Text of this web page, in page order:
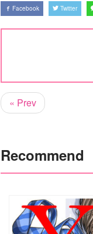
Facebook Twitter
« Prev
Recommend